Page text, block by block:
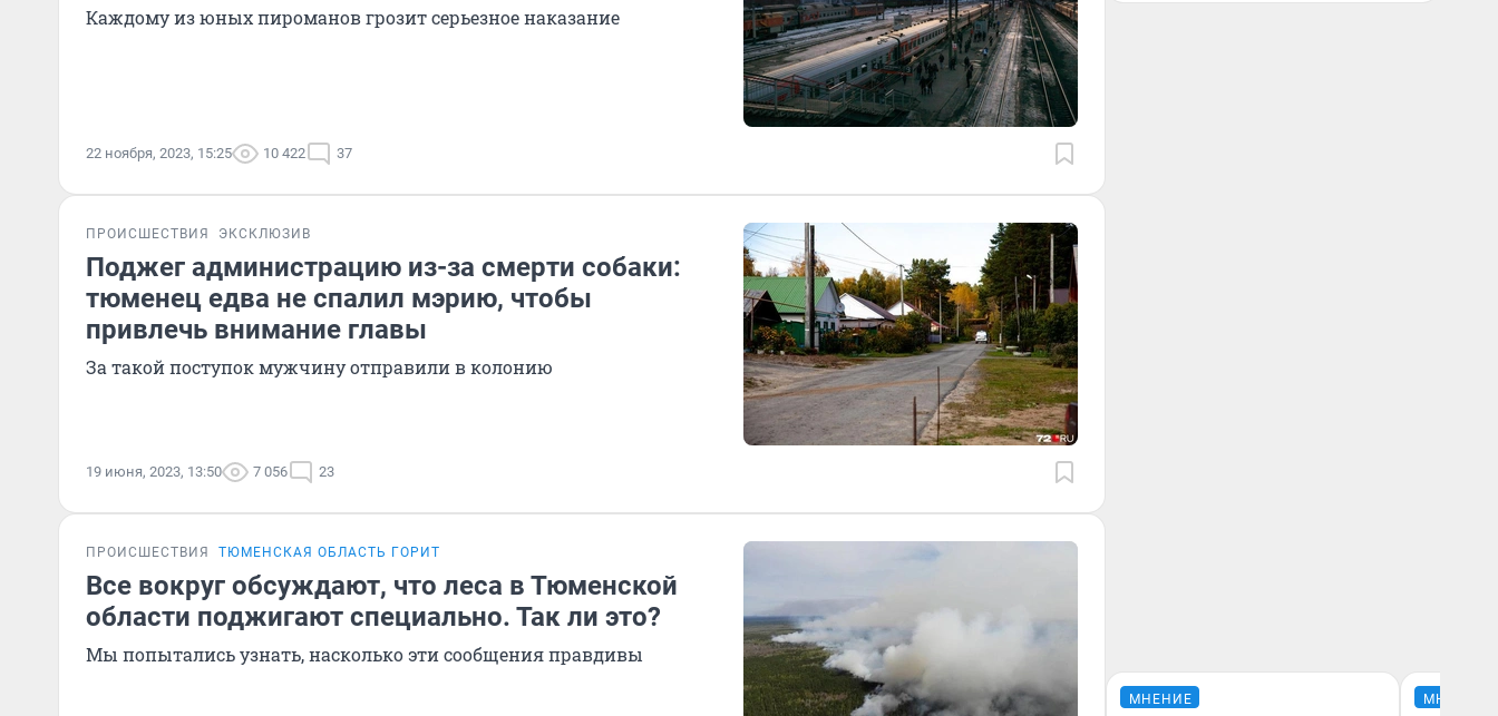
Каждому из юных пироманов грозит серьезное наказание
22 ноября, 2023, 15:25 10 422 37
ПРОИСШЕСТВИЯ ЭКСКЛЮЗИВ
Поджег администрацию из-за смерти собаки:
тюменец едва не спалил мэрию, чтобы
привлечь внимание главы
За такой поступок мужчину отправили в колонию
19 июня, 2023, 13:50 7 056 23
ПРОИСШЕСТВИЯ ТЮМЕНСКАЯ ОБЛАСТЬ ГОРИТ
Все вокруг обсуждают, что леса в Тюменской
области поджигают специально. Так ли это?
Мы попытались узнать, насколько эти сообщения правдивы
МНЕНИЕ МНЕНИЕ